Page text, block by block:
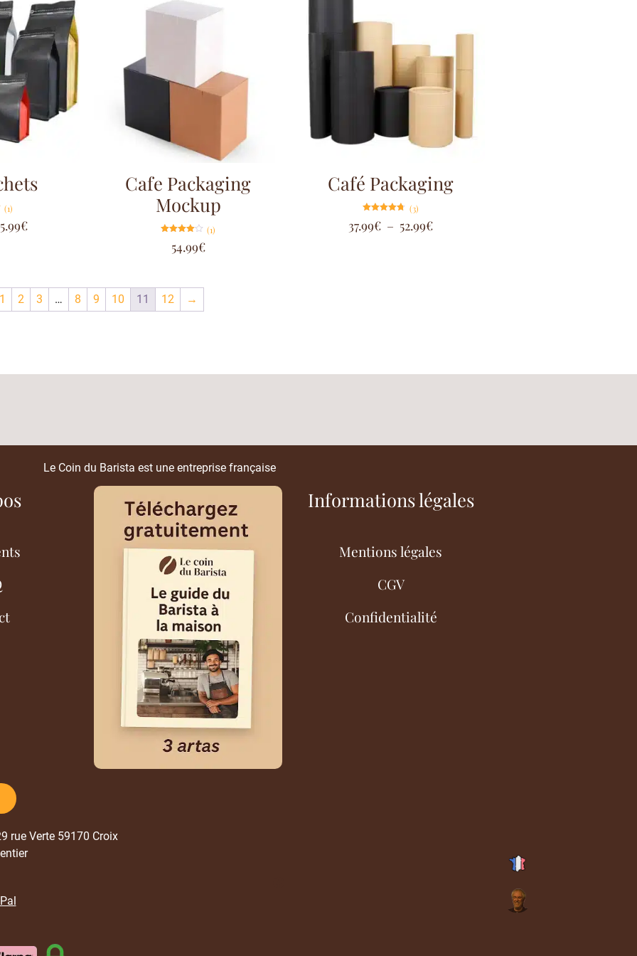
(1)
€
Cafe Packaging
Mockup
4.00
sur 5
(1)
54.99€
Café Packaging
4.67
sur 5
(3)
37.99€ – 52.99€
1 2 3 … 8 9 10 11 12 →
Le Coin du Barista est une entreprise française
Informations légales
Mentions légales
CGV
Confidentialité
rue Verte 59170 Croix